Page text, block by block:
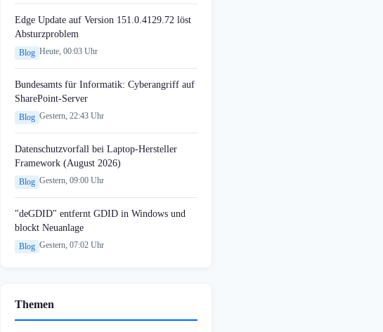
Edge Update auf Version 151.0.4129.72 löst
Absturzproblem
Blog Heute, 00:03 Uhr
Bundesamts für Informatik: Cyberangriff auf
SharePoint-Server
Blog Gestern, 22:43 Uhr
Datenschutzvorfall bei Laptop-Hersteller
Framework (August 2026)
Blog Gestern, 09:00 Uhr
"deGDID" entfernt GDID in Windows und
blockt Neuanlage
Blog Gestern, 07:02 Uhr
Themen